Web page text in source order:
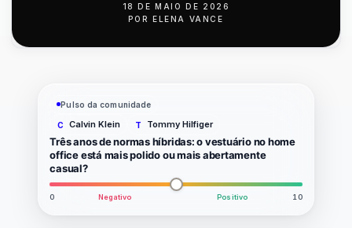
18 DE MAIO DE 2026
POR ELENA VANCE
Pulso da comunidade
C Calvin Klein T Tommy Hilfiger
Três anos de normas híbridas: o vestuário no home
office está mais polido ou mais abertamente
casual?
0 Negativo Positivo 10